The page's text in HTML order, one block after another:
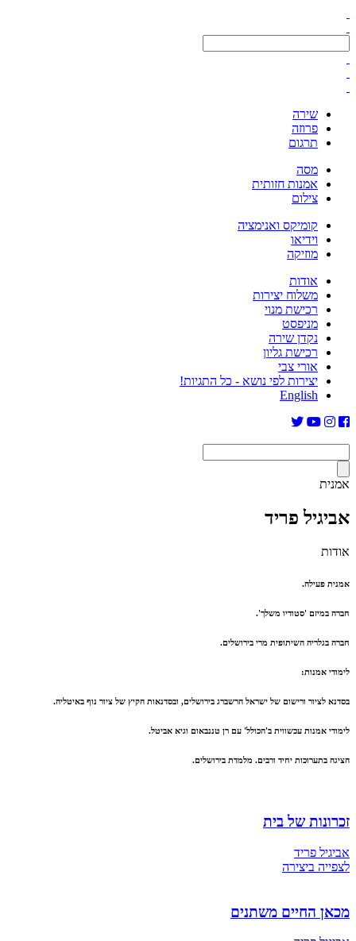
שירה
פרוזה
תרגום
מסה
אמנות חזותית
צילום
קומיקס ואנימציה
וידיאו
מוזיקה
אודות
משלוח יצירות
רכישת מנוי
מניפסט
נקדן שירה
רכישת גליון
אורי צבי
יצירות לפי נושא - כל התגיות!
English
אמנית
אביגיל פריד
אודות
אמנית פעילה.
חברה במיזם 'סטודיו משלך'.
חברה בגלריה השיתופית מרי בירושלים.
לימודי אמנות:
בסדנא לציור ורישום של ישראל הרשברג בירושלים, ובסדנאות הקיץ של ציור נוף באיטליה.
לימודי אמנות עכשווית ב'הכולל' עם רן טננבאום וגיא אביטל.
הציגה בתערוכות יחיד ורבים. מלמדת בירושלים.
זכרונות של בית
אביגיל פריד
לצפייה ביצירה
מכאן החיים משתנים